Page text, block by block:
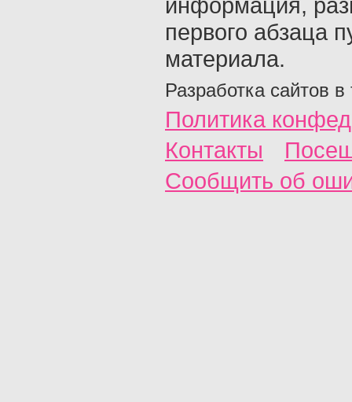
первого абзаца
материала.
Разработка сайтов в
Политика
Контакты
Сообщить об